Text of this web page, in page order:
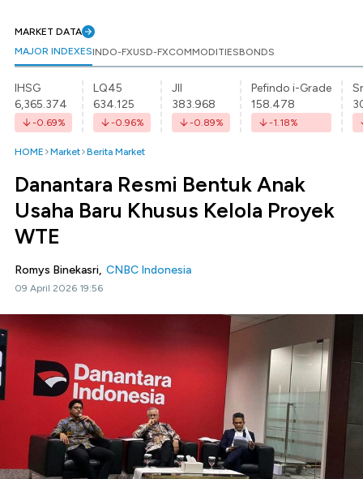
MARKET DATA
MAJOR INDEXESINDO-FXUSD-FXCOMMODITIESBONDS
IHSG
6,365.374
-0.69%
LQ45
634.125
-0.96%
JII
383.968
-0.89%
Pefindo i-Grade
158.478
-1.18%
HOME Market Berita Market
Danantara Resmi Bentuk Anak
Usaha Baru Khusus Kelola Proyek
WTE
Romys Binekasri, CNBC Indonesia
09 April 2026 19:56